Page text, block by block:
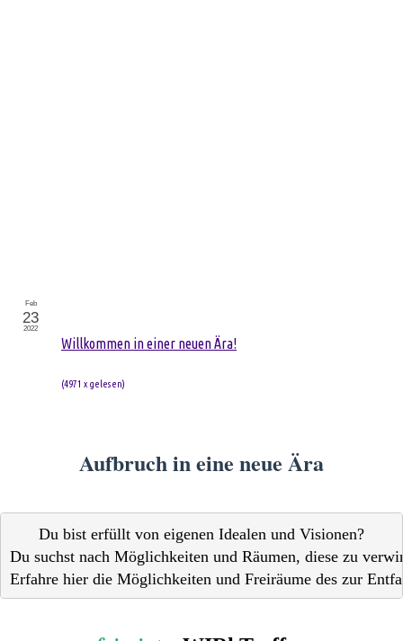
Willkommen in einer neuen Ära!
(4971 x gelesen)
Feb
23
2022
Aufbruch in eine neue Ära
Du bist erfüllt von eigenen Idealen und Visionen?
Du suchst nach Möglichkeiten und Räumen, diese zu
Erfahre hier die Möglichkeiten und Freiräume des zur